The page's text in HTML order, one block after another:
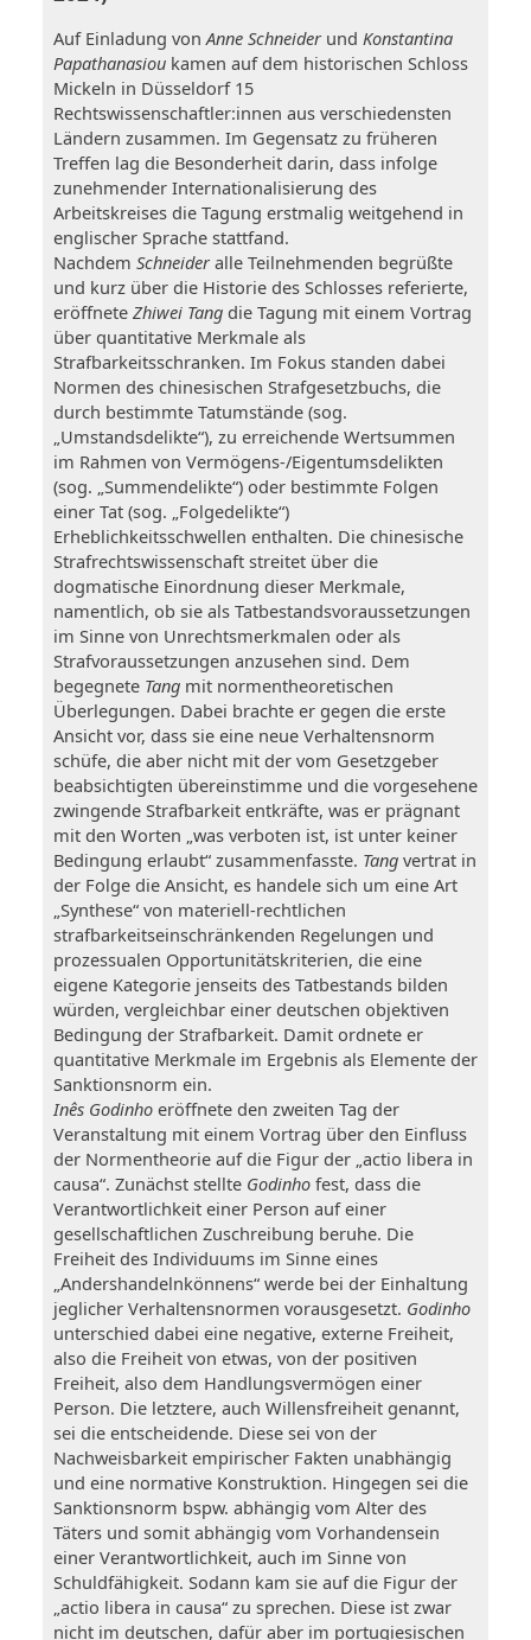
Auf Einladung vonAnne Schneiderund Konstantina
Papathanasioukamen auf dem historischen Schloss
Mickeln in Düsseldorf 15
Rechtswissenschaftler:innen aus verschiedensten
Ländern zusammen. Im Gegensatz zu früheren
Treffen lag die Besonderheit darin, dass infolge
zunehmender Internationalisierung des
Arbeitskreises die Tagung erstmalig weitgehend in
englischer Sprache stattfand.
Nachdem Schneideralle Teilnehmenden begrüßte
und kurz über die Historie des Schlosses referierte,
eröffnete Zhiwei Tangdie Tagung mit einem Vortrag
über quantitative Merkmale als
Strafbarkeitsschranken. Im Fokus standen dabei
Normen des chinesischen Strafgesetzbuchs, die
durch bestimmte Tatumstände (sog.
„Umstandsdelikte“), zu erreichende Wertsummen
im Rahmen von Vermögens-/Eigentumsdelikten
(sog. „Summendelikte“) oder bestimmte Folgen
einer Tat (sog. „Folgedelikte“)
Erheblichkeitsschwellen enthalten. Die chinesische
Strafrechtswissenschaft streitet über die
dogmatische Einordnung dieser Merkmale,
namentlich, ob sie als Tatbestandsvoraussetzungen
im Sinne von Unrechtsmerkmalen oder als
Strafvoraussetzungen anzusehen sind. Dem
begegnete Tangmit normentheoretischen
Überlegungen. Dabei brachte er gegen die erste
Ansicht vor, dass sie eine neue Verhaltensnorm
schüfe, die aber nicht mit der vom Gesetzgeber
beabsichtigten übereinstimme und die vorgesehene
zwingende Strafbarkeit entkräfte, was er prägnant
mit den Worten „was verboten ist, ist unter keiner
Bedingung erlaubt“ zusammenfasste. Tangvertrat in
der Folge die Ansicht, es handele sich um eine Art
„Synthese“ von materiell-rechtlichen
strafbarkeitseinschränkenden Regelungen und
prozessualen Opportunitätskriterien, die eine
eigene Kategorie jenseits des Tatbestands bilden
würden, vergleichbar einer deutschen objektiven
Bedingung der Strafbarkeit. Damit ordnete er
quantitative Merkmale im Ergebnis als Elemente der
Sanktionsnorm ein.
Inês Godinhoeröffnete den zweiten Tag der
Veranstaltung mit einem Vortrag über den Einfluss
der Normentheorie auf die Figur der „actio libera in
causa“. Zunächst stellte Godinhofest, dass die
Verantwortlichkeit einer Person auf einer
gesellschaftlichen Zuschreibung beruhe. Die
Freiheit des Individuums im Sinne eines
„Andershandelnkönnens“ werde bei der Einhaltung
jeglicher Verhaltensnormen vorausgesetzt. Godinho
unterschied dabei eine negative, externe Freiheit,
also die Freiheit von etwas, von der positiven
Freiheit, also dem Handlungsvermögen einer
Person. Die letztere, auch Willensfreiheit genannt,
sei die entscheidende. Diese sei von der
Nachweisbarkeit empirischer Fakten unabhängig
und eine normative Konstruktion. Hingegen sei die
Sanktionsnorm bspw. abhängig vom Alter des
Täters und somit abhängig vom Vorhandensein
einer Verantwortlichkeit, auch im Sinne von
Schuldfähigkeit. Sodann kam sie auf die Figur der
„actio libera in causa“ zu sprechen. Diese ist zwar
nicht im deutschen, dafür aber im portugiesischen